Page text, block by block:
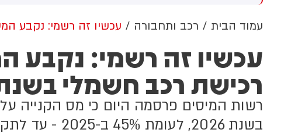
רפואי בזירה
עולה מניתוח חדש של
פוסטים זהים ב-X שותפו
בצרפתית, אנגלית וספרדית,
בטענה שיהודים הם שהציתו
במכוון את השריפות בצרפת,
ספרד ונורבגיה בטרה להרוויח
פוליטית או כלכלית מהמצב.
עמוד הבית רכב ותחבורה עכשיו זה רשמי: נקבע
עכשיו זה רשמי: נקבע
רכישת רכב חשמלי בשנת